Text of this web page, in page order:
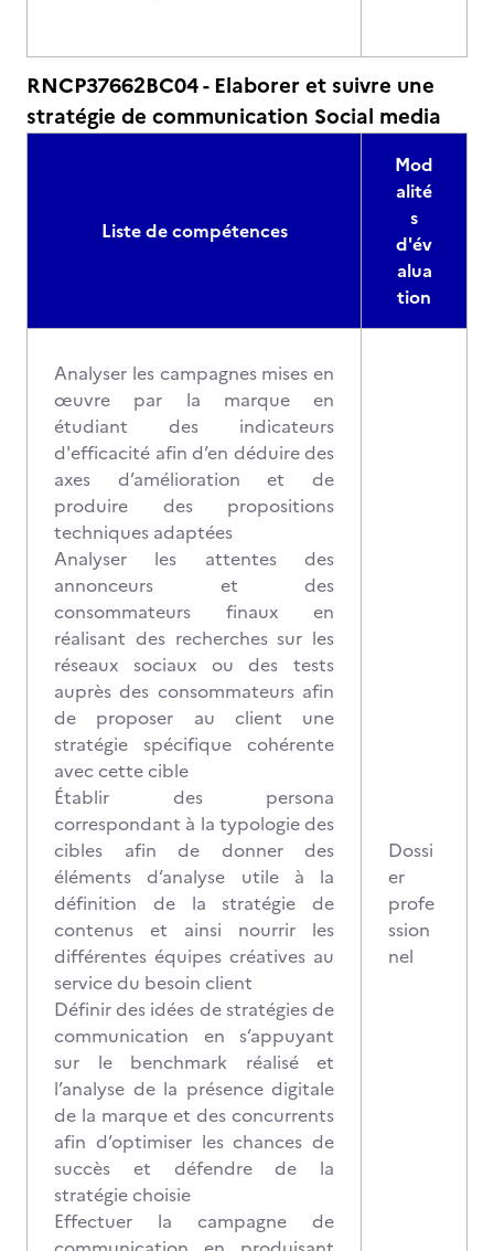
RNCP37662BC04 - Elaborer et suivre une
stratégie de communication Social media
Liste de compétences
Mod
alité
s
d'év
alua
tion
Analyser les campagnes mises en
œuvre par la marque en
étudiant des indicateurs
d'efficacité afin d’en déduire des
axes d’amélioration et de
produire des propositions
techniques adaptées
Analyser les attentes des
annonceurs et des
consommateurs finaux en
réalisant des recherches sur les
réseaux sociaux ou des tests
auprès des consommateurs afin
de proposer au client une
stratégie spécifique cohérente
avec cette cible
Établir des persona
correspondant à la typologie des
cibles afin de donner des
éléments d’analyse utile à la
définition de la stratégie de
contenus et ainsi nourrir les
différentes équipes créatives au
service du besoin client
Définir des idées de stratégies de
communication en s’appuyant
sur le benchmark réalisé et
l’analyse de la présence digitale
de la marque et des concurrents
afin d’optimiser les chances de
succès et défendre de la
stratégie choisie
Effectuer la campagne de
Dossi
er
profe
ssion
nel